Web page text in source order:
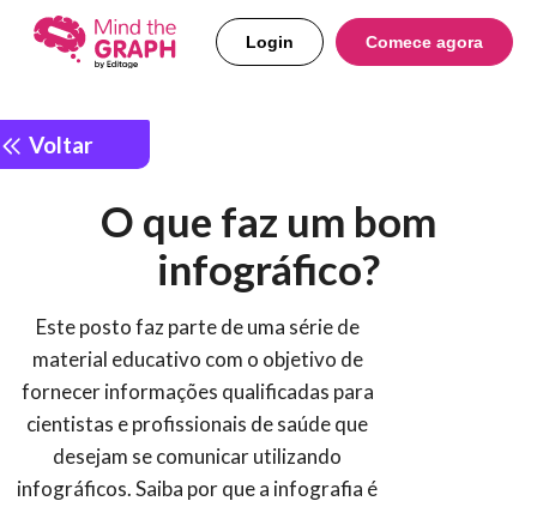
Login Comece agora
Voltar
O que faz um bom
infográfico?
Este posto faz parte de uma série de
material educativo com o objetivo de
fornecer informações qualificadas para
cientistas e profissionais de saúde que
desejam se comunicar utilizando
infográficos. Saiba por que a infografia é